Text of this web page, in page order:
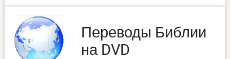
Переводы Библии
на DVD